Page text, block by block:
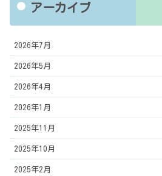
アーカイブ
2026年7月
2026年5月
2026年4月
2026年1月
2025年11月
2025年10月
2025年2月